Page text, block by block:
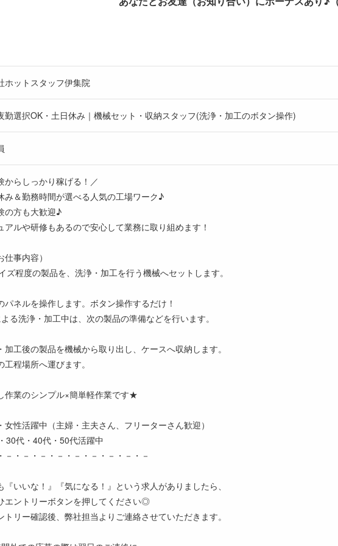
ホットスタッフ伊集院
勤選択OK・土日休み｜機械セット・収納スタッフ(洗浄・加工のボタン操作)
からしっかり稼げる！／
＆勤務時間が選べる人気の工場ワーク♪
の方も大歓迎♪
ルや研修もあるので安心して業務に取り組めます！
仕事内容）
ズ程度の製品を、洗浄・加工を行う機械へセットします。
ネルを操作します。ボタン操作するだけ！
る洗浄・加工中は、次の製品の準備などを行います。
工後の製品を機械から取り出し、ケースへ収納します。
程場所へ運びます。
作業のシンプル×簡単軽作業です★
性活躍中（主婦・主夫さん、フリーターさん歓迎）
30代・40代・50代活躍中
－・－・－・－・－・－・－・－・－
『いいな！』『気になる！』という求人がありましたら、
エントリーボタンを押してください◎
トリー確認後、弊社担当よりご連絡させていただきます。